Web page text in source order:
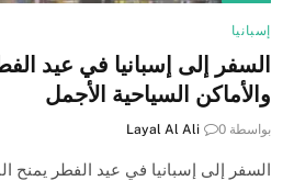
إسبانيا
والأماكن السياحية الأجمل
بواسطة Layal Al Ali 0
السفر إلى إسبانيا في عيد الفطر يمنح